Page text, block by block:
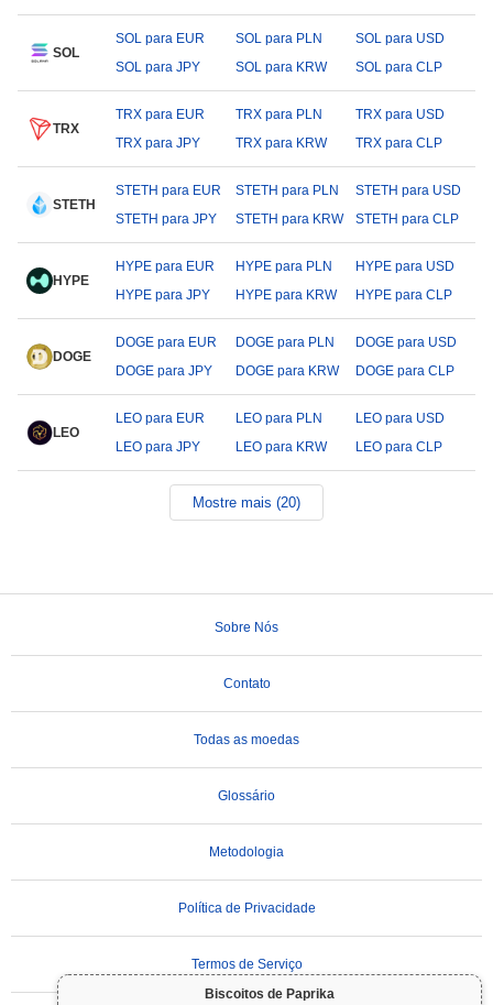
Biscoitos de Paprika
SOL
SOL para EUR SOL para PLN
SOL para USD
SOL para JPY
SOL para KRW SOL para CLP
TRX
TRX para EUR TRX para PLN
TRX para USD
TRX para JPY
TRX para KRW TRX para CLP
STETH
STETH para EUR STETH para PLN
STETH para USD
STETH para JPY
STETH para KRW STETH para CLP
HYPE
HYPE para EUR HYPE para PLN
HYPE para USD
HYPE para JPY
HYPE para KRW HYPE para CLP
DOGE
DOGE para EUR DOGE para PLN
DOGE para USD
DOGE para JPY
DOGE para KRW DOGE para CLP
LEO
LEO para EUR LEO para PLN
LEO para USD
LEO para JPY
LEO para KRW LEO para CLP
Mostre mais (20)
Sobre Nós
Contato
Todas as moedas
Glossário
Metodologia
Política de Privacidade
Termos de Serviço